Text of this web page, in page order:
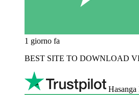
1 giorno fa
BEST SITE TO DOWNLOAD
Hasanga